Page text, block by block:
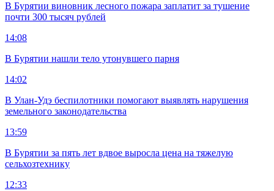
В Бурятии виновник лесного пожара заплатит за тушение
почти 300 тысяч рублей
14:08
В Бурятии нашли тело утонувшего парня
14:02
В Улан-Удэ беспилотники помогают выявлять нарушения
земельного законодательства
13:59
В Бурятии за пять лет вдвое выросла цена на тяжелую
сельхозтехнику
12:33